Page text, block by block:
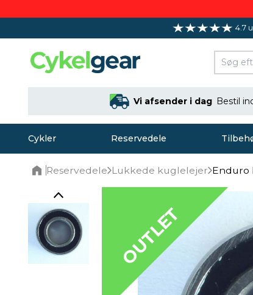
4.7
Vi afsender i dag Bestil
Cykler Reservedele
Reservedele Lukkede kuglelejer Enduro
OUTLET